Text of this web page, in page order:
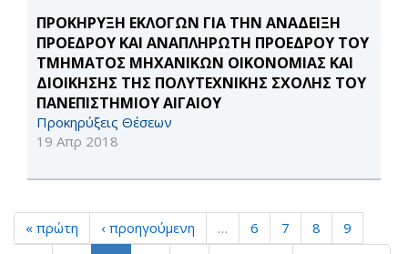
ΠΡΟΚΗΡΥΞΗ ΕΚΛΟΓΩΝ ΓΙΑ ΤΗΝ ΑΝΑΔΕΙΞΗ
ΠΡΟΕΔΡΟΥ ΚΑΙ ΑΝΑΠΛΗΡΩΤΗ ΠΡΟΕΔΡΟΥ ΤΟΥ
ΤΜΗΜΑΤΟΣ ΜΗΧΑΝΙΚΩΝ ΟΙΚΟΝΟΜΙΑΣ ΚΑΙ
ΔΙΟΙΚΗΣΗΣ ΤΗΣ ΠΟΛΥΤΕΧΝΙΚΗΣ ΣΧΟΛΗΣ ΤΟΥ
ΠΑΝΕΠΙΣΤΗΜΙΟΥ ΑΙΓΑΙΟΥ
Προκηρύξεις Θέσεων
19 Απρ 2018
« πρώτη ‹ προηγούμενη … 6 7 8
9